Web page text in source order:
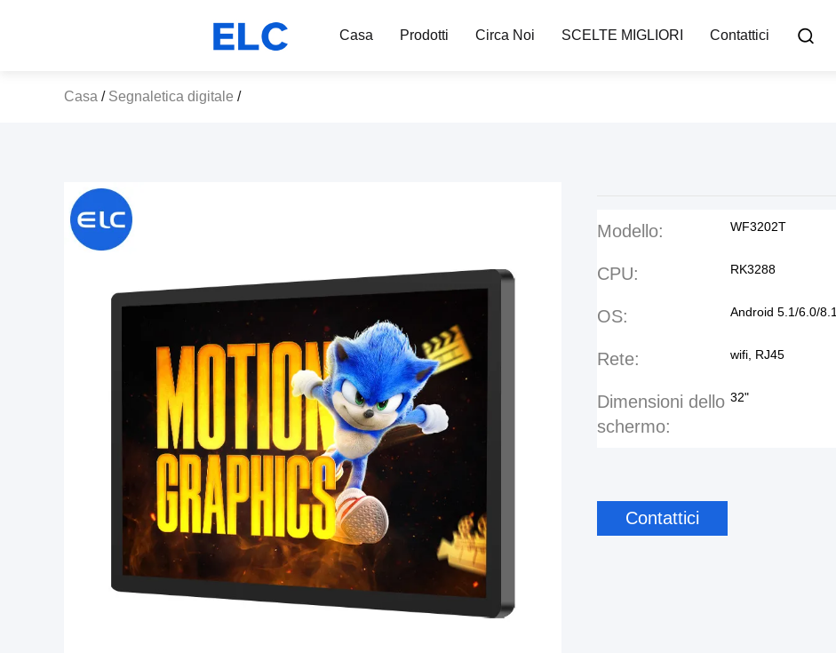
Casa Prodotti Circa Noi SCELTE MIGLIORI Contattici
Casa / Segnaletica digitale /
Modello: WF3202T
CPU: RK3288
OS: Android 5.1/6.0/8.1
Rete: wifi, RJ45
Dimensioni dello
schermo:
32"
Contattici